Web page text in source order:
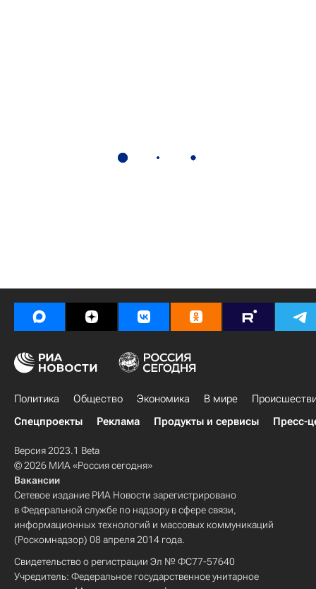
Политика Общество Экономика В мире
Спецпроекты
Реклама Продукты и сервисы Пресс-
Версия 2023.1 Beta
© 2026 МИА «Россия сегодня»
Вакансии
Сетевое издание РИА Новости зарегистрировано
в Федеральной службе по надзору в сфере связи,
информационных технологий и массовых коммуникаций
(Роскомнадзор) 08 апреля 2014 года.
Свидетельство о регистрации Эл № ФС77-57640
Учредитель: Федеральное государственное унитарное